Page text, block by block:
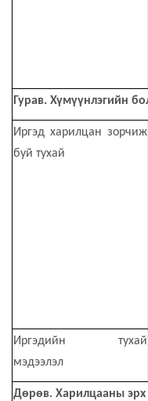
Гурав. Хүмүүнлэгийн
Иргэд харилцан зорчиж
буй тухай
Иргэдийн тухай
мэдээлэл
Дөрөв. Харилцааны эрх